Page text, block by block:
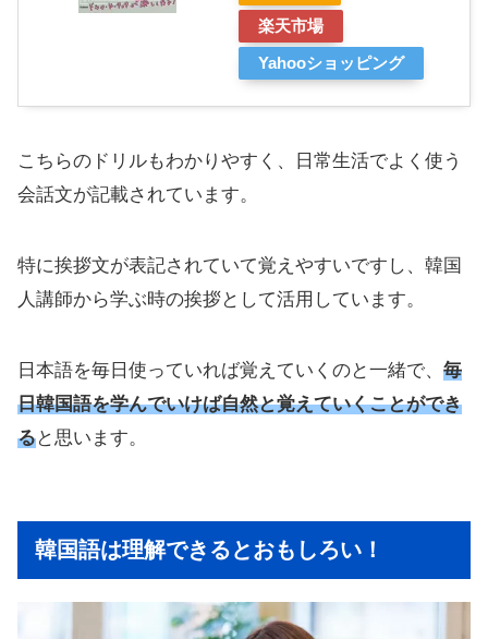
楽天市場
Yahooショッピング
こちらのドリルもわかりやすく、日常生活でよく使う
会話文が記載されています。
特に挨拶文が表記されていて覚えやすいですし、韓国
人講師から学ぶ時の挨拶として活用しています。
日本語を毎日使っていれば覚えていくのと一緒で、 毎
日韓国語を学んでいけば自然と覚えていくことができ
ると思います。
韓国語は理解できるとおもしろい！